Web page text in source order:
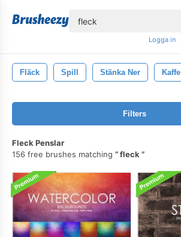
Logga in
Fläck Spill Stänka Ner Kaffe
Filters
Fleck Penslar
156 free brushes matching
fleck